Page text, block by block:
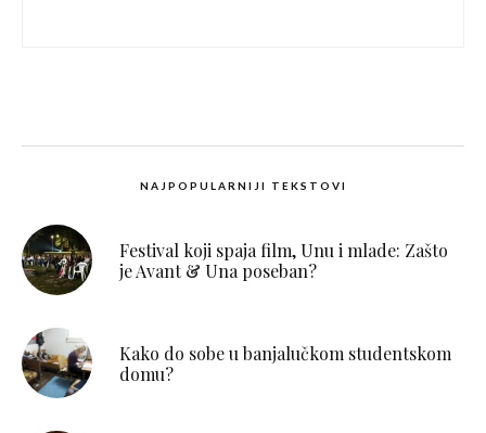
NAJPOPULARNIJI TEKSTOVI
Festival koji spaja film, Unu i mlade: Zašto
je Avant & Una poseban?
Kako do sobe u banjalučkom studentskom
domu?